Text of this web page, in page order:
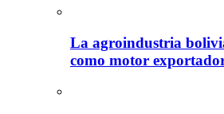
La agroindustria
como motor